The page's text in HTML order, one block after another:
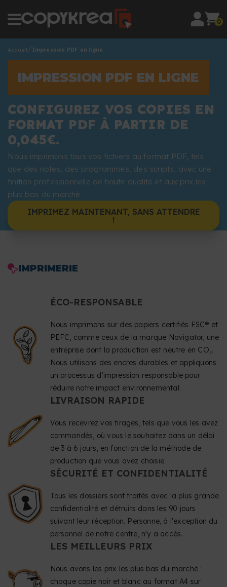
0
Accueil Impression PDF en ligne
IMPRESSION PDF EN LIGNE
CONFIGUREZ VOS COPIES EN
FORMAT PDF À PARTIR DE
0,045€.
Nous imprimons tous vos fichiers au format PDF, tels
que des notes, des programmes, des scripts, avec une
finition professionnelle de haute qualité et aux prix les
plus bas du marché.
IMPRIMEZ MAINTENANT, SANS ATTENDRE
!
IMPRIMERIE
ÉCO-RESPONSABLE
Nous imprimons sur des papiers certifiés FSC® et
PEFC, comme ceux de la marque Navigator, une
entreprise dont la production est neutre en CO₂.
Nous utilisons des encres durables et appliquons
un processus d’impression responsable pour
réduire notre impact environnemental.
LIVRAISON RAPIDE
Vous recevrez vos tirages, tels que vous les avez
commandés, où vous le souhaitez dans un délai
de 3 à 6 jours, en fonction de la méthode de
production que vous avez choisie.
SÉCURITÉ ET CONFIDENTIALITÉ
Tous les dossiers sont traités avec la plus grande
confidentialité et détruits dans les 90 jours
suivant leur réception. Personne, à l'exception du
personnel de notre centre, n'y a accès.
LES MEILLEURS PRIX
Nous avons les prix les plus bas du marché :
chaque copie noir et blanc au format A4 sur